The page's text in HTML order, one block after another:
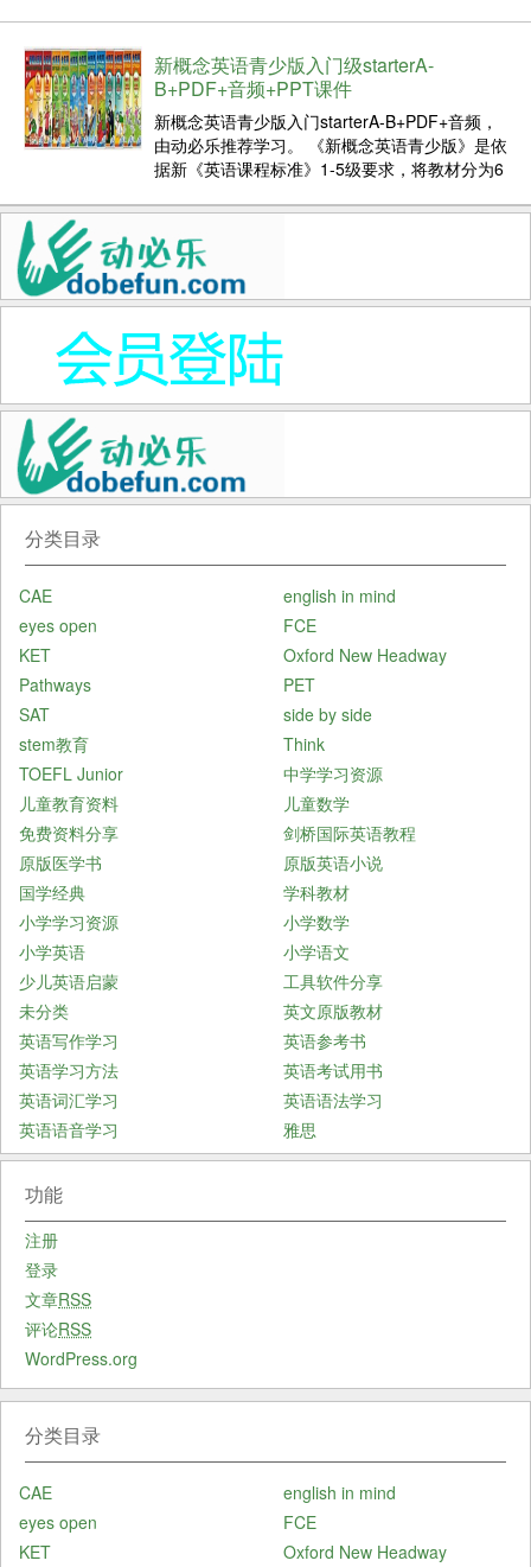
听、说、读、写能力的首选教材。 总的来说，
《新...
新概念英语青少版入门级starterA-
B+PDF+音频+PPT课件
新概念英语青少版入门starterA-B+PDF+音频，
由动必乐推荐学习。 《新概念英语青少版》是依
据新《英语课程标准》1-5级要求，将教材分为6
多个单词和短语，是中小学生全面强化英语听、
说、读、写能力的首选教材。 总的来说，《新...
分类目录
CAE
english in mind
eyes open
FCE
KET
Oxford New Headway
Pathways
PET
SAT
side by side
stem教育
Think
TOEFL Junior
中学学习资源
儿童教育资料
儿童数学
免费资料分享
剑桥国际英语教程
原版医学书
原版英语小说
国学经典
学科教材
小学学习资源
小学数学
小学英语
小学语文
少儿英语启蒙
工具软件分享
未分类
英文原版教材
英语写作学习
英语参考书
英语学习方法
英语考试用书
英语词汇学习
英语语法学习
英语语音学习
雅思
功能
注册
登录
文章RSS
评论RSS
WordPress.org
分类目录
CAE
english in mind
eyes open
FCE
KET
Oxford New Headway